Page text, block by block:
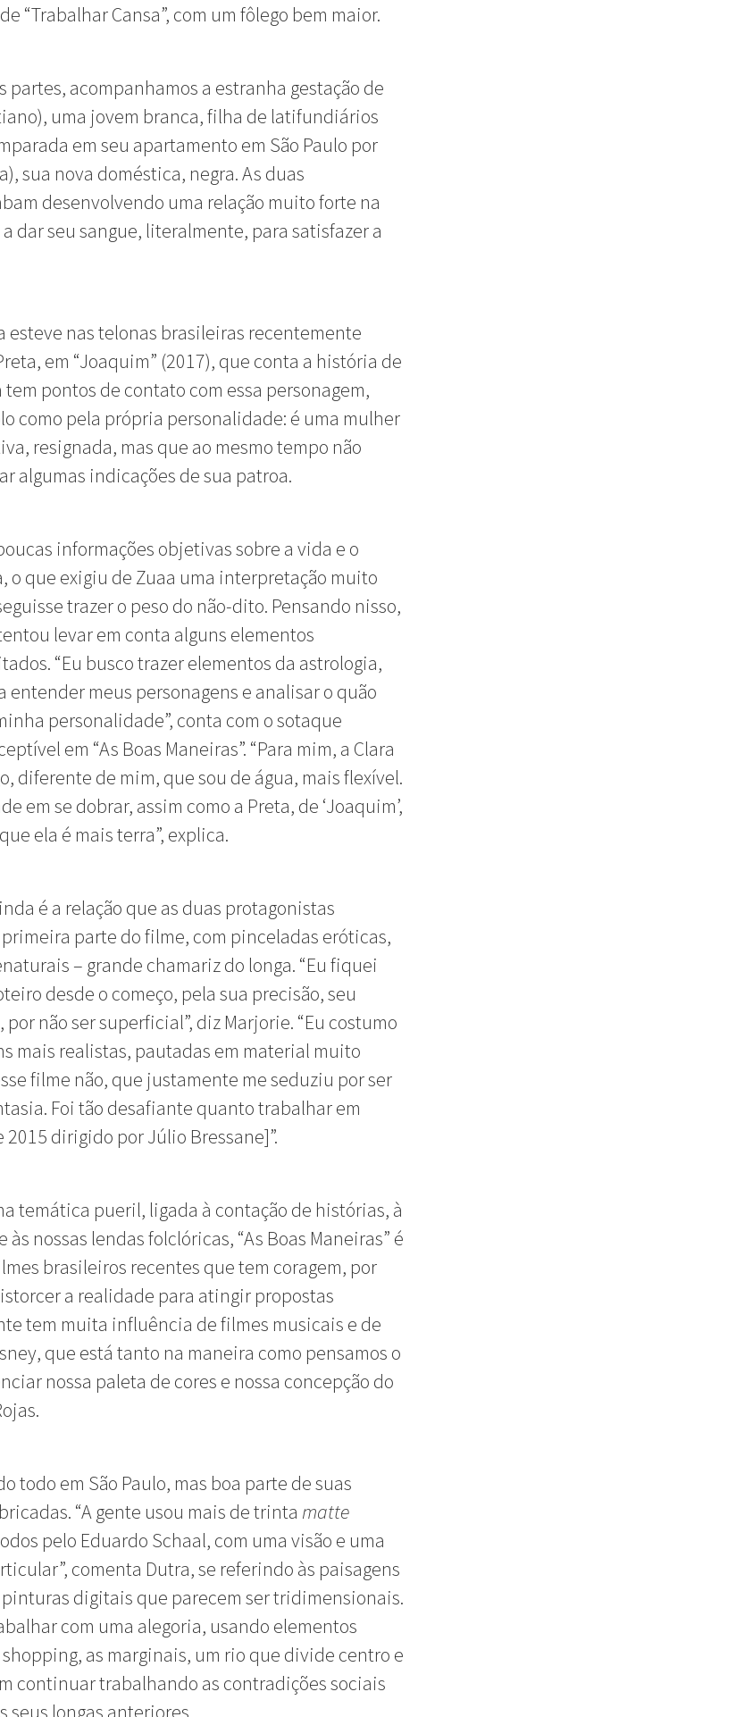
“Trabalhar Cansa”, com um fôlego bem maior.
partes, acompanhamos a estranha gestação de
uma jovem branca, filha de latifundiários
em seu apartamento em São Paulo por
sua nova doméstica, negra. As duas
desenvolvendo uma relação muito forte na
dar seu sangue, literalmente, para satisfazer a
esteve nas telonas brasileiras recentemente
em “Joaquim” (2017), que conta a história de
pontos de contato com essa personagem,
como pela própria personalidade: é uma mulher
resignada, mas que ao mesmo tempo não
algumas indicações de sua patroa.
informações objetivas sobre a vida e o
o que exigiu de Zuaa uma interpretação muito
trazer o peso do não-dito. Pensando nisso,
levar em conta alguns elementos
“Eu busco trazer elementos da astrologia,
entender meus personagens e analisar o quão
personalidade”, conta com o sotaque
em “As Boas Maneiras”. “Para mim, a Clara
diferente de mim, que sou de água, mais flexível.
em se dobrar, assim como a Preta, de ‘Joaquim’,
ela é mais terra”, explica.
é a relação que as duas protagonistas
parte do filme, com pinceladas eróticas,
– grande chamariz do longa. “Eu fiquei
desde o começo, pela sua precisão, seu
não ser superficial”, diz Marjorie. “Eu costumo
mais realistas, pautadas em material muito
filme não, que justamente me seduziu por ser
Foi tão desafiante quanto trabalhar em
2015 dirigido por Júlio Bressane]”.
temática pueril, ligada à contação de histórias, à
às nossas lendas folclóricas, “As Boas Maneiras” é
brasileiros recentes que tem coragem, por
a realidade para atingir propostas
tem muita influência de filmes musicais e de
que está tanto na maneira como pensamos o
nossa paleta de cores e nossa concepção do
todo em São Paulo, mas boa parte de suas
“A gente usou mais de trinta matte
pelo Eduardo Schaal, com uma visão e uma
comenta Dutra, se referindo às paisagens
digitais que parecem ser tridimensionais.
com uma alegoria, usando elementos
as marginais, um rio que divide centro e
continuar trabalhando as contradições sociais
seus longas anteriores.